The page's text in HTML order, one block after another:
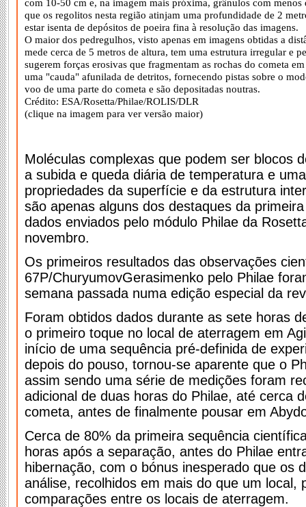
com 10-50 cm e, na imagem mais próxima, grânulos com menos
que os regolitos nesta região atinjam uma profundidade de 2
estar isenta de depósitos de poeira fina à resolução das imagens.
O maior dos pedregulhos, visto apenas em imagens obtidas a
mede cerca de 5 metros de altura, tem uma estrutura irregular e
sugerem forças erosivas que fragmentam as rochas do cometa
uma "cauda" afunilada de detritos, fornecendo pistas sobre o
voo de uma parte do cometa e são depositadas noutras.
Crédito: ESA/Rosetta/Philae/ROLIS/DLR
(clique na imagem para ver versão maior)
Moléculas complexas que podem ser blocos
a subida e queda diária de temperatura e
propriedades da superfície e da estrutura
são apenas alguns dos destaques da
dados enviados pelo módulo Philae da
novembro.
Os primeiros resultados das observações
67P/Churyumov­Gerasimenko pelo Philae
semana passada numa edição especial da
Foram obtidos dados durante as sete horas
o primeiro toque no local de aterragem em
início de uma sequência pré-definida de
depois do pouso, tornou-se aparente que o
assim sendo uma série de medições foram
adicional de duas horas do Philae, até cerca
cometa, antes de finalmente pousar em
Cerca de 80% da primeira sequência
horas após a separação, antes do Philae
hibernação, com o bónus inesperado que os
análise, recolhidos em mais do que um local,
comparações entre os locais de aterragem.